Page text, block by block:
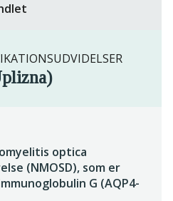
optica
(NMOSD), som er
G (AQP4-